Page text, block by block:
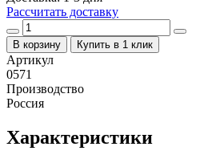
Рассчитать доставку
В корзину Купить в 1 клик
Артикул
0571
Производство
Россия
Характеристики